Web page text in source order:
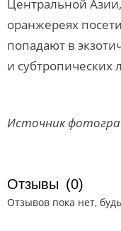
Центральной
оранжереях
попадают в
и субтропических
Источник
Отзывы (0)
Отзывов пока нет,